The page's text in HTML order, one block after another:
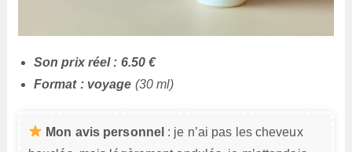
Son prix réel : 6.50 €
Format : voyage (30 ml)
Mon avis personnel : je n’ai pas les cheveux